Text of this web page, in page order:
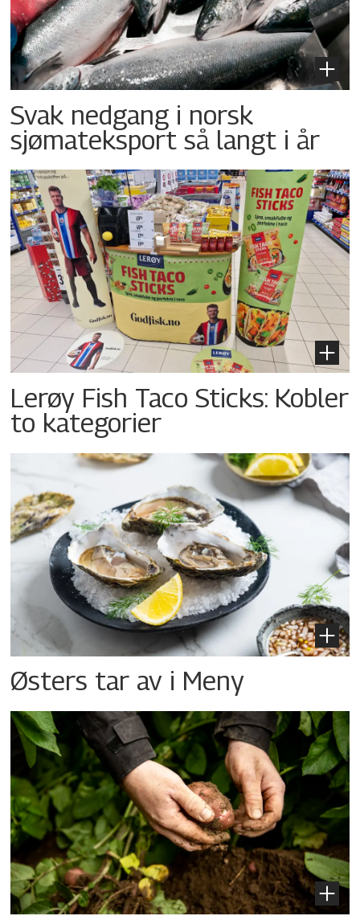
Svak nedgang i norsk
sjømateksport så langt i år
Lerøy Fish Taco Sticks: Kobler
to kategorier
Østers tar av i Meny